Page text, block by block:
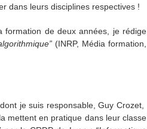
dans leurs disciplines respectives !
formation de deux années, je rédige
(INRP, Média formation,
je suis responsable, Guy Crozet,
mettent en pratique dans leur classe